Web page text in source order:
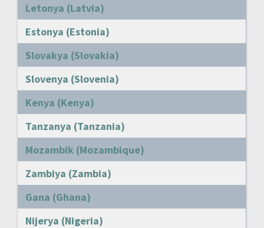
Letonya (Latvia)
Estonya (Estonia)
Slovakya (Slovakia)
Slovenya (Slovenia)
Kenya (Kenya)
Tanzanya (Tanzania)
Mozambik (Mozambique)
Zambiya (Zambia)
Gana (Ghana)
Nijerya (Nigeria)